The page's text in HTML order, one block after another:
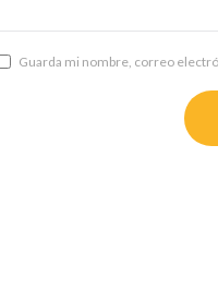
Guarda mi nombre, correo